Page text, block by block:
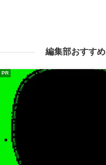
編集部おすすめ
PR